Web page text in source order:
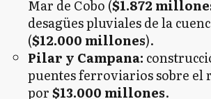
Mar de Cobo ($1.872
desagües pluviales de la
($12.000 millones).
Pilar y Campana:
puentes ferroviarios sobre el
por$13.000 millones.